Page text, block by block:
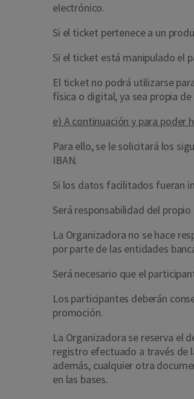
electrónico.
Si el ticket pertenece a un
Si el ticket está manipulado el
El ticket no podrá utilizarse
física o digital, ya sea propia
e) A continuación y para poder
Para ello, se le solicitará los
IBAN.
Si los datos facilitados fueran
Será responsabilidad del
La Organizadora no se hace
por parte de las entidades
Será necesario que el
Los participantes deberán
promoción.
La Organizadora se reserva el
registro efectuado a través de
además, cualquier otra
en las bases.